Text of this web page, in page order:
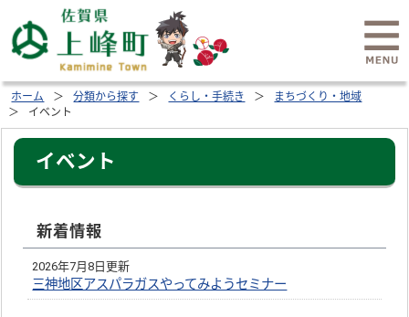
ホーム 分類から探す くらし・手続き
まちづくり・地域
イベント
イベント
新着情報
2026年7月8日更新
三神地区アスパラガスやってみようセミナー